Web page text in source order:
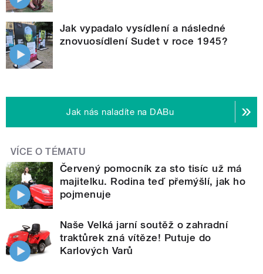
Jak vypadalo vysídlení a následné
znovuosídlení Sudet v roce 1945?
Jak nás naladíte na DABu
VÍCE O TÉMATU
Červený pomocník za sto tisíc už má
majitelku. Rodina teď přemýšlí, jak ho
pojmenuje
Naše Velká jarní soutěž o zahradní
traktůrek zná vítěze! Putuje do
Karlových Varů